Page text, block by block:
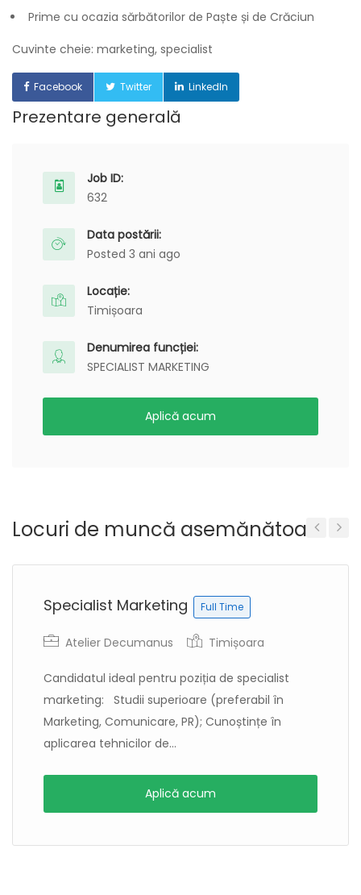
Prime cu ocazia sărbătorilor de Paște și de Crăciun
Cuvinte cheie: marketing, specialist
Facebook Twitter LinkedIn
Prezentare generală
Job ID:
632
Data postării:
Posted 3 ani ago
Locație:
Timișoara
Denumirea funcției:
SPECIALIST MARKETING
Aplică acum
Locuri de muncă asemănătoare
Specialist Marketing Full Time
Atelier Decumanus Timișoara
Candidatul ideal pentru poziția de specialist
marketing: Studii superioare (preferabil în
Marketing, Comunicare, PR); Cunoștințe în
aplicarea tehnicilor de...
Aplică acum